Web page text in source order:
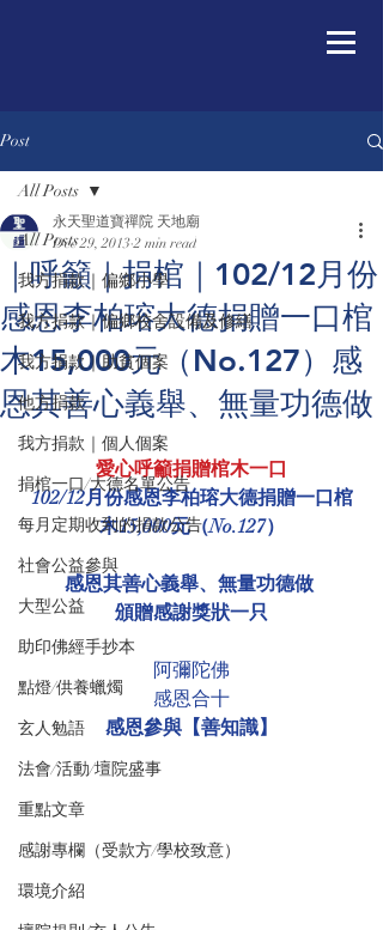
Post
All Posts
我方捐款｜偏鄉小學
我方捐款｜偏鄉校舍設備及修繕
我方捐款｜助貧個案
他方捐款
我方捐款｜個人個案
捐棺一口/大德名單公告
每月定期收到的捐款公告
社會公益參與
大型公益
助印佛經手抄本
點燈/供養蠟燭
玄人勉語
法會/活動/壇院盛事
重點文章
感謝專欄（受款方/學校致意）
環境介紹
All Posts
｜呼籲｜捐棺｜102/12月份
感恩李柏瑢大德捐贈一口棺
木15,000元（No.127）感
恩其善心義舉、無量功德做
永天聖道寶禪院 天地廟
Dec 29, 2013 2 min read
愛心呼籲捐贈棺木一口
102/12月份感恩李柏瑢大德捐贈一口棺
木15,000元（No.127）
感恩其善心義舉、無量功德做
頒贈感謝獎狀一只
阿彌陀佛
感恩合十
感恩參與【善知識】